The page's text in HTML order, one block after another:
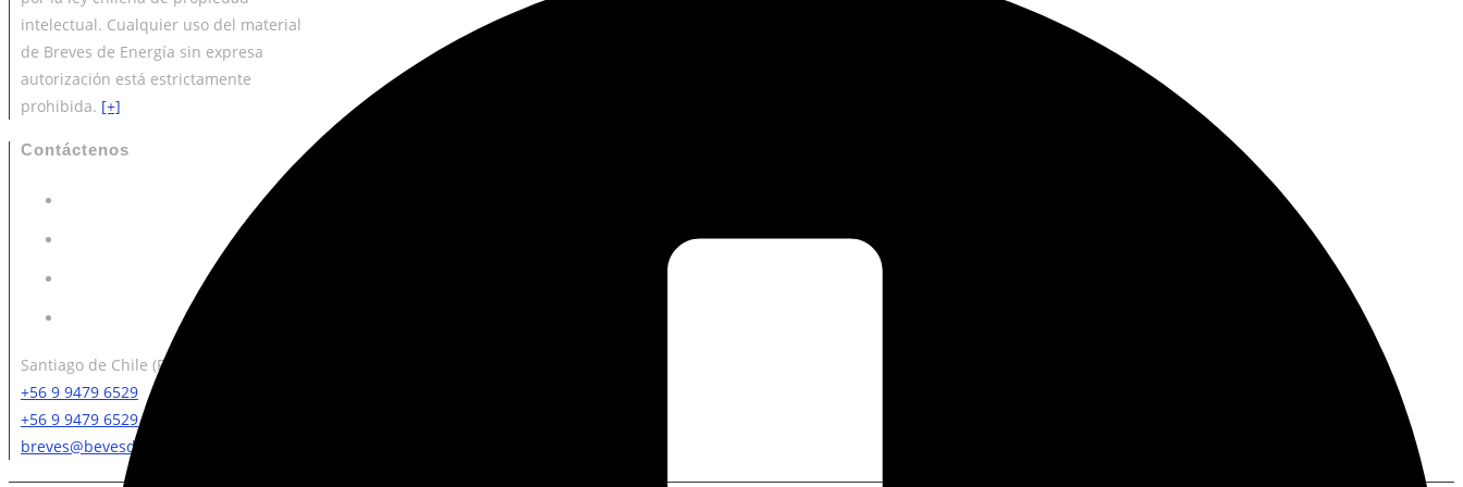
intelectual. Cualquier uso del material
de Breves de Energía sin expresa
autorización está estrictamente
prohibida. [+]
Contáctenos
Santiago de Chile (RM).
+56 9 9479 6529
+56 9 9479 6529
breves@bevesdeenergia.com